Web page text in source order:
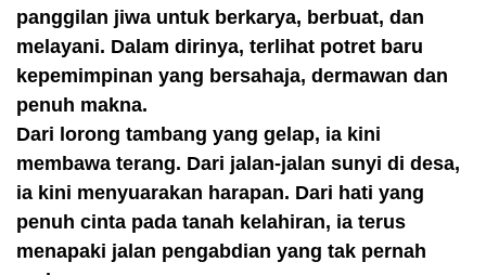
panggilan jiwa untuk berkarya, berbuat, dan
melayani. Dalam dirinya, terlihat potret baru
kepemimpinan yang bersahaja, dermawan dan
penuh makna.
Dari lorong tambang yang gelap, ia kini
membawa terang. Dari jalan-jalan sunyi di desa,
ia kini menyuarakan harapan. Dari hati yang
penuh cinta pada tanah kelahiran, ia terus
menapaki jalan pengabdian yang tak pernah